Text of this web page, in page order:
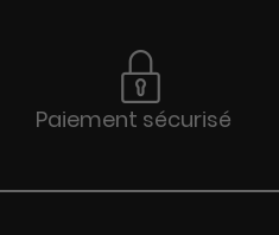
Paiement sécurisé